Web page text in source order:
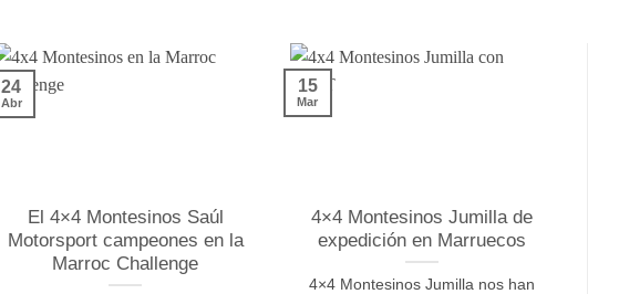
El 4×4 Montesinos Saúl
Motorsport campeones en la
Marroc Challenge
24
Abr
4×4 Montesinos Jumilla de
expedición en Marruecos
4×4 Montesinos Jumilla nos han
15
Mar